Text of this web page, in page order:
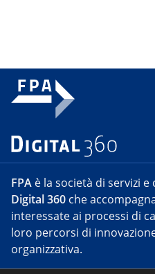
FPA è la società di servizi e
Digital 360 che
interessate ai processi di
loro percorsi di
organizzativa.